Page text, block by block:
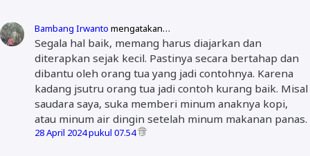
Bambang Irwanto mengatakan…
Segala hal baik, memang harus diajarkan dan
diterapkan sejak kecil. Pastinya secara bertahap dan
dibantu oleh orang tua yang jadi contohnya. Karena
kadang jsutru orang tua jadi contoh kurang baik. Misal
saudara saya, suka memberi minum anaknya kopi,
atau minum air dingin setelah minum makanan panas.
28 April 2024 pukul 07.54